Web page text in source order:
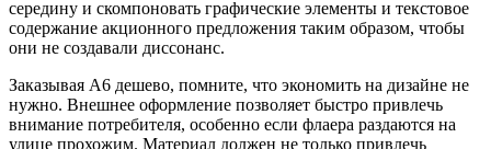
середину и скомпоновать графические элементы и текстовое
содержание акционного предложения таким образом, чтобы
они не создавали диссонанс.
Заказывая А6 дешево, помните, что экономить на дизайне не
нужно. Внешнее оформление позволяет быстро привлечь
внимание потребителя, особенно если флаера раздаются на
улице прохожим. Материал должен не только привлечь